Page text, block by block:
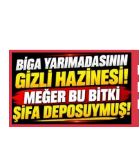
Sağlık
Siyaset